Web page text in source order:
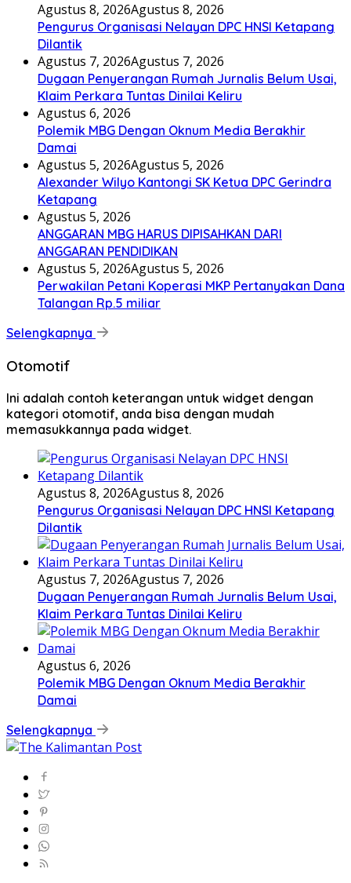
Agustus 8, 2026Agustus 8, 2026
Pengurus Organisasi Nelayan DPC HNSI Ketapang
Dilantik
Agustus 7, 2026Agustus 7, 2026
Dugaan Penyerangan Rumah Jurnalis Belum Usai,
Klaim Perkara Tuntas Dinilai Keliru
Agustus 6, 2026
Polemik MBG Dengan Oknum Media Berakhir
Damai
Agustus 5, 2026Agustus 5, 2026
Alexander Wilyo Kantongi SK Ketua DPC Gerindra
Ketapang
Agustus 5, 2026
ANGGARAN MBG HARUS DIPISAHKAN DARI
ANGGARAN PENDIDIKAN
Agustus 5, 2026Agustus 5, 2026
Perwakilan Petani Koperasi MKP Pertanyakan Dana
Talangan Rp.5 miliar
Selengkapnya
Otomotif
Ini adalah contoh keterangan untuk widget dengan
kategori otomotif, anda bisa dengan mudah
memasukkannya pada widget.
Agustus 8, 2026Agustus 8, 2026
Pengurus Organisasi Nelayan DPC HNSI Ketapang
Dilantik
Agustus 7, 2026Agustus 7, 2026
Dugaan Penyerangan Rumah Jurnalis Belum Usai,
Klaim Perkara Tuntas Dinilai Keliru
Agustus 6, 2026
Polemik MBG Dengan Oknum Media Berakhir
Damai
Selengkapnya